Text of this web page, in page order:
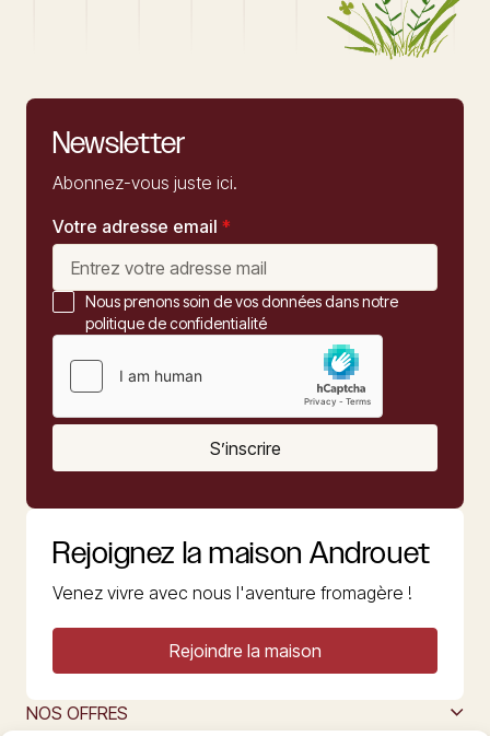
Newsletter
Abonnez-vous juste ici.
Votre adresse email *
Nous prenons soin de vos données dans notre
politique de confidentialité
S’inscrire
Rejoignez la maison Androuet
Venez vivre avec nous l'aventure fromagère !
Rejoindre la maison
NOS OFFRES